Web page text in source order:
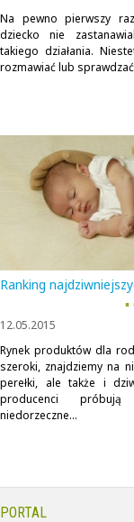
Na pewno pierwszy
dziecko nie
takiego działania.
rozmawiać lub
Ranking
▪
12.05.2015
Rynek produktów dla
szeroki, znajdziemy na
perełki, ale także i
producenci
niedorzeczne...
PORTAL